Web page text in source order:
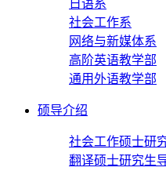
日语系
社会工作系
网络与新媒体系
高阶英语教学部
通用外语教学部
硕导介绍
社会工作硕士研
翻译硕士研究生